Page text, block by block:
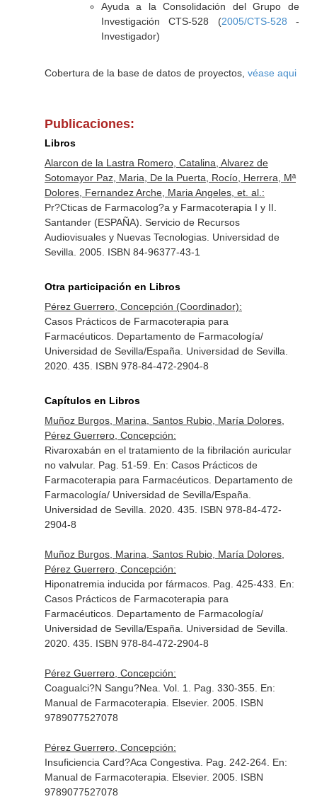
Ayuda a la Consolidación del Grupo de
Investigación CTS-528 (2005/CTS-528 -
Investigador)
Cobertura de la base de datos de proyectos, véase aqui
Publicaciones:
Libros
Alarcon de la Lastra Romero, Catalina, Alvarez de
Sotomayor Paz, Maria, De la Puerta, Rocío, Herrera, Mª
Dolores, Fernandez Arche, Maria Angeles, et. al.:
Pr?Cticas de Farmacolog?a y Farmacoterapia I y II.
Santander (ESPAÑA). Servicio de Recursos
Audiovisuales y Nuevas Tecnologias. Universidad de
Sevilla. 2005. ISBN 84-96377-43-1
Otra participación en Libros
Pérez Guerrero, Concepción (Coordinador):
Casos Prácticos de Farmacoterapia para
Farmacéuticos. Departamento de Farmacología/
Universidad de Sevilla/España. Universidad de Sevilla.
2020. 435. ISBN 978-84-472-2904-8
Capítulos en Libros
Muñoz Burgos, Marina, Santos Rubio, María Dolores,
Pérez Guerrero, Concepción:
Rivaroxabán en el tratamiento de la fibrilación auricular
no valvular. Pag. 51-59. En: Casos Prácticos de
Farmacoterapia para Farmacéuticos. Departamento de
Farmacología/ Universidad de Sevilla/España.
Universidad de Sevilla. 2020. 435. ISBN 978-84-472-
2904-8
Muñoz Burgos, Marina, Santos Rubio, María Dolores,
Pérez Guerrero, Concepción:
Hiponatremia inducida por fármacos. Pag. 425-433. En:
Casos Prácticos de Farmacoterapia para
Farmacéuticos. Departamento de Farmacología/
Universidad de Sevilla/España. Universidad de Sevilla.
2020. 435. ISBN 978-84-472-2904-8
Pérez Guerrero, Concepción:
Coagualci?N Sangu?Nea. Vol. 1. Pag. 330-355. En:
Manual de Farmacoterapia . Elsevier. 2005. ISBN
9789077527078
Pérez Guerrero, Concepción:
Insuficiencia Card?Aca Congestiva. Pag. 242-264. En:
Manual de Farmacoterapia . Elsevier. 2005. ISBN
9789077527078